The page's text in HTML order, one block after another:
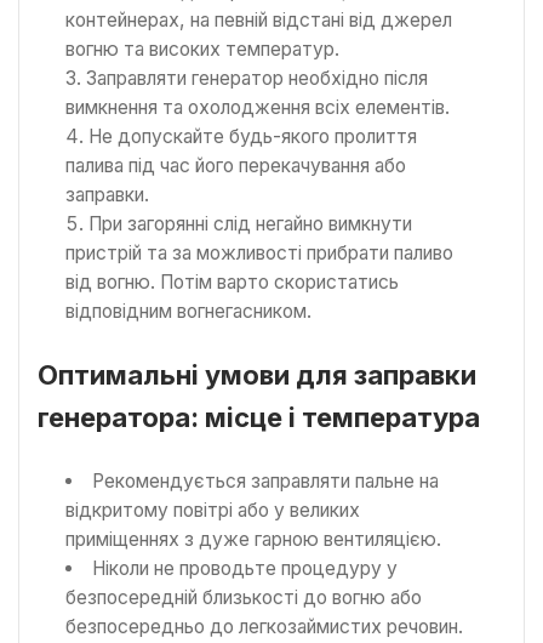
контейнерах, на певній відстані від джерел
вогню та високих температур.
Заправляти генератор необхідно після
вимкнення та охолодження всіх елементів.
Не допускайте будь-якого пролиття
палива під час його перекачування або
заправки.
При загорянні слід негайно вимкнути
пристрій та за можливості прибрати паливо
від вогню. Потім варто скористатись
відповідним вогнегасником.
Оптимальні умови для заправки
генератора: місце і температура
Рекомендується заправляти пальне на
відкритому повітрі або у великих
приміщеннях з дуже гарною вентиляцією.
Ніколи не проводьте процедуру у
безпосередній близькості до вогню або
безпосередньо до легкозаймистих речовин.